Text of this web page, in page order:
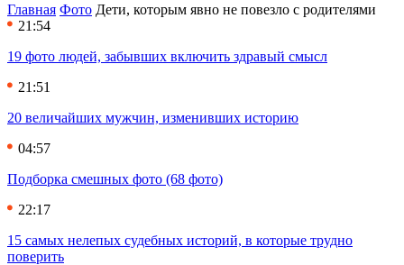
Главная Фото Дети, которым явно не повезло с родителями
21:54
19 фото людей, забывших включить здравый смысл
21:51
20 величайших мужчин, изменивших историю
04:57
Подборка смешных фото (68 фото)
22:17
15 самых нелепых судебных историй, в которые трудно
поверить